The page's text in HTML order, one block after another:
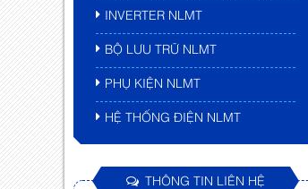
INVERTER NLMT
BỘ LƯU TRỮ NLMT
PHỤ KIỆN NLMT
HỆ THỐNG ĐIỆN NLMT
THÔNG TIN LIÊN HỆ